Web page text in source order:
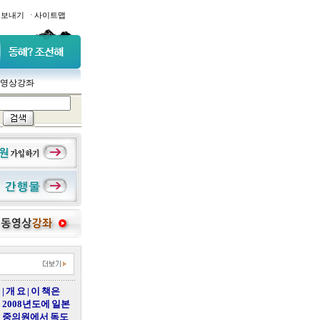
내기 · 사이트맵
상강좌
| 개 요 | 이 책은
2008년도에 일본
중의원에서 독도